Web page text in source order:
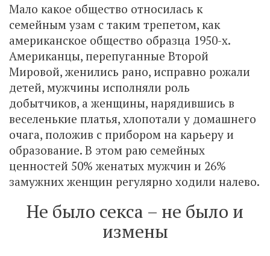
Мало какое общество относилась к
семейным узам с таким трепетом, как
американское общество образца 1950-х.
Американцы, перепуганные Второй
Мировой, женились рано, исправно рожали
детей, мужчины исполняли роль
добытчиков, а женщины, нарядившись в
веселенькие платья, хлопотали у домашнего
очага, положив с прибором на карьеру и
образование. В этом раю семейных
ценностей 50% женатых мужчин и 26%
замужних женщин регулярно ходили налево.
Не было секса – не было и
измены